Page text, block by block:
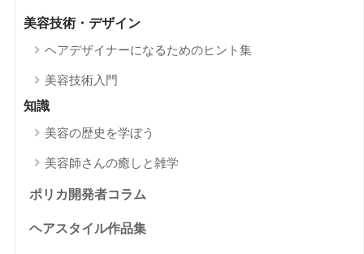
美容技術・デザイン
ヘアデザイナーになるためのヒント集
美容技術入門
知識
美容の歴史を学ぼう
美容師さんの癒しと雑学
ポリカ開発者コラム
ヘアスタイル作品集